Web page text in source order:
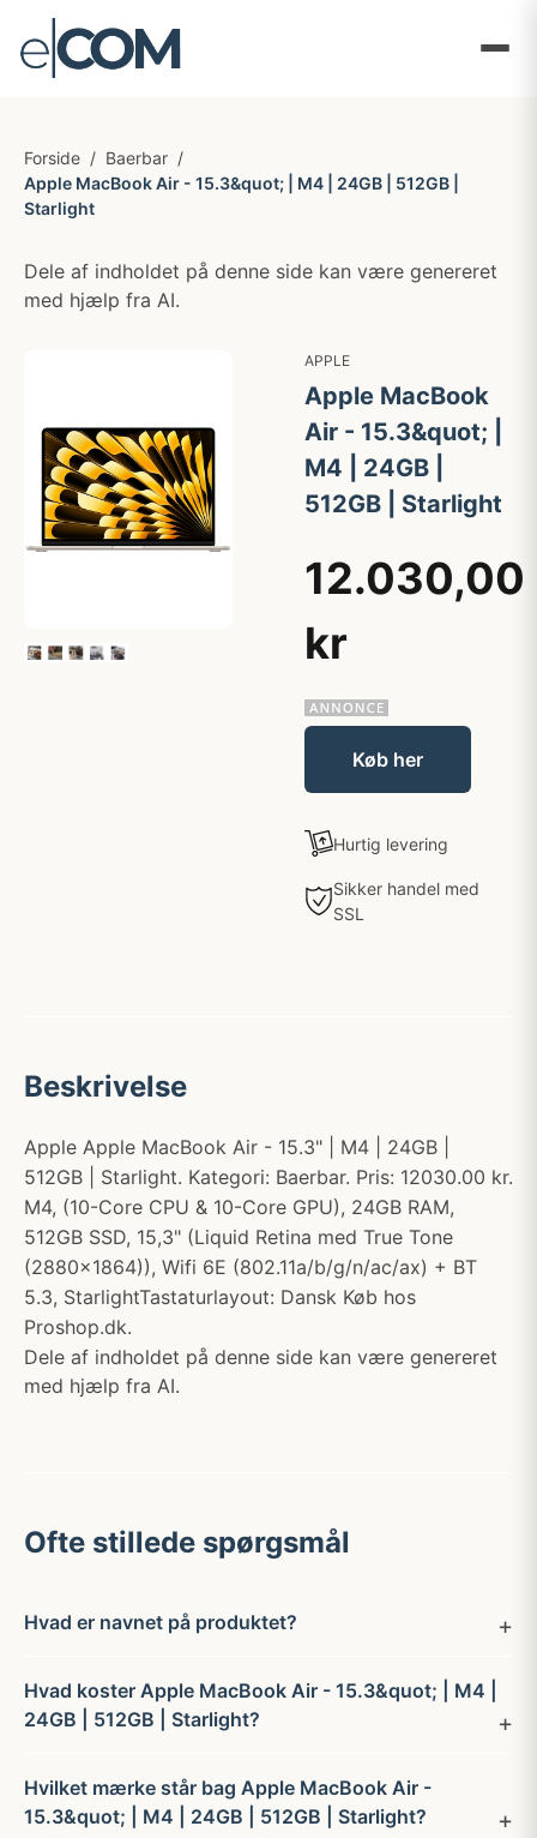
Forside / Baerbar /
Apple MacBook Air - 15.3&quot; | M4 | 24GB | 512GB |
Starlight
Dele af indholdet på denne side kan være genereret
med hjælp fra AI.
APPLE
Apple MacBook
Air - 15.3&quot; |
M4 | 24GB |
512GB | Starlight
12.030,00
kr
Køb her
Hurtig levering
Sikker handel med
SSL
Beskrivelse
Apple Apple MacBook Air - 15.3" | M4 | 24GB |
512GB | Starlight. Kategori: Baerbar. Pris: 12030.00 kr.
M4, (10-Core CPU & 10-Core GPU), 24GB RAM,
512GB SSD, 15,3" (Liquid Retina med True Tone
(2880x1864)), Wifi 6E (802.11a/b/g/n/ac/ax) + BT
5.3, StarlightTastaturlayout: Dansk Køb hos
Proshop.dk.
Dele af indholdet på denne side kan være genereret
med hjælp fra AI.
Ofte stillede spørgsmål
Hvad er navnet på produktet?
Hvad koster Apple MacBook Air - 15.3&quot; | M4 |
24GB | 512GB | Starlight?
Hvilket mærke står bag Apple MacBook Air -
15.3&quot; | M4 | 24GB | 512GB | Starlight?